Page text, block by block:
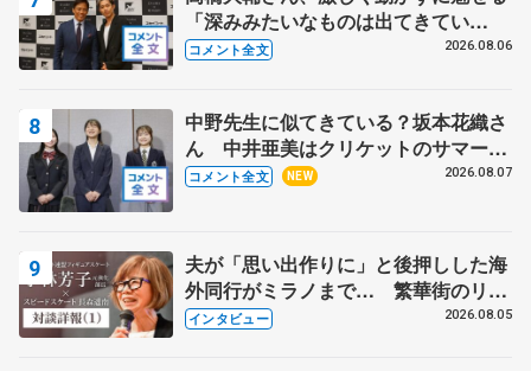
「深みみたいなものは出てきてい
る？」 〝兄さん〟と慕うレジェンド
コメント全文 2026.08.06
中野先生に似てきている？坂本花織さ
ん 中井亜美はクリケットのサマーキ
ャンプに 島田麻央はたくさん試合に
コメント全文 NEW 2026.08.07
夫が「思い出作りに」と後押しした海
外同行がミラノまで… 繁華街のリン
クでは不良のお兄さんも味方に 小林
インタビュー 2026.08.05